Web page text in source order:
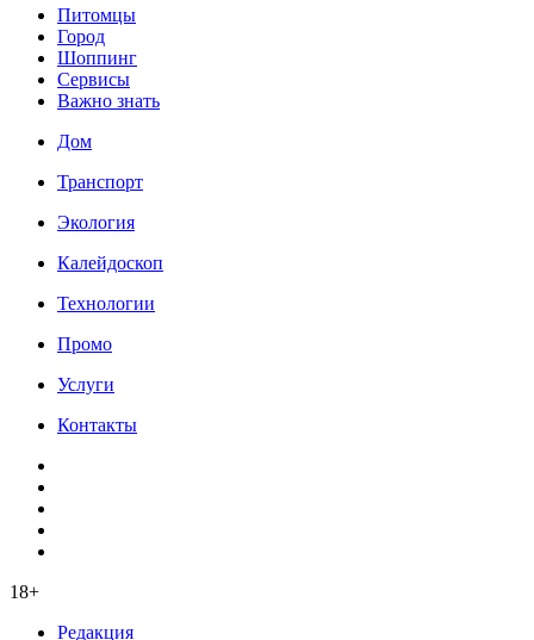
Питомцы
Город
Шоппинг
Сервисы
Важно знать
Дом
Транспорт
Экология
Калейдоскоп
Технологии
Промо
Услуги
Контакты
18+
Редакция